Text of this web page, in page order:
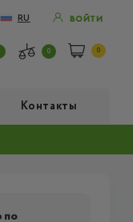
RU ВОЙТИ
0 0
Контакты
по